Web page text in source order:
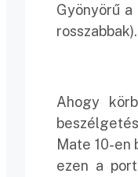
Gyönyörű
rosszabbak).
Ahogy
Mate 10-en
ezen a